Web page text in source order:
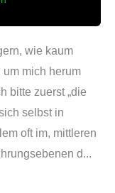
wie kaum
mich herum
bitte zuerst „die
selbst in
oft im, mittleren
d...